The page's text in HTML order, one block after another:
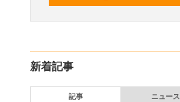
新着記事
記事 ニュース